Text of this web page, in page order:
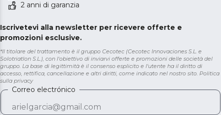
2 anni di garanzia
Iscrivetevi alla newsletter per ricevere offerte e
promozioni esclusive.
*Il titolare del trattamento è il gruppo Cecotec (Cecotec Innovaciones S.L. e
Solotriatlon S.L.), con l'obiettivo di inviarvi offerte e promozioni delle società del
gruppo. La base di legittimità è il consenso esplicito e l'utente ha il diritto di
accesso, rettifica, cancellazione e altri diritti, come indicato nel nostro sito. Politica
sulla privacy
Correo electrónico